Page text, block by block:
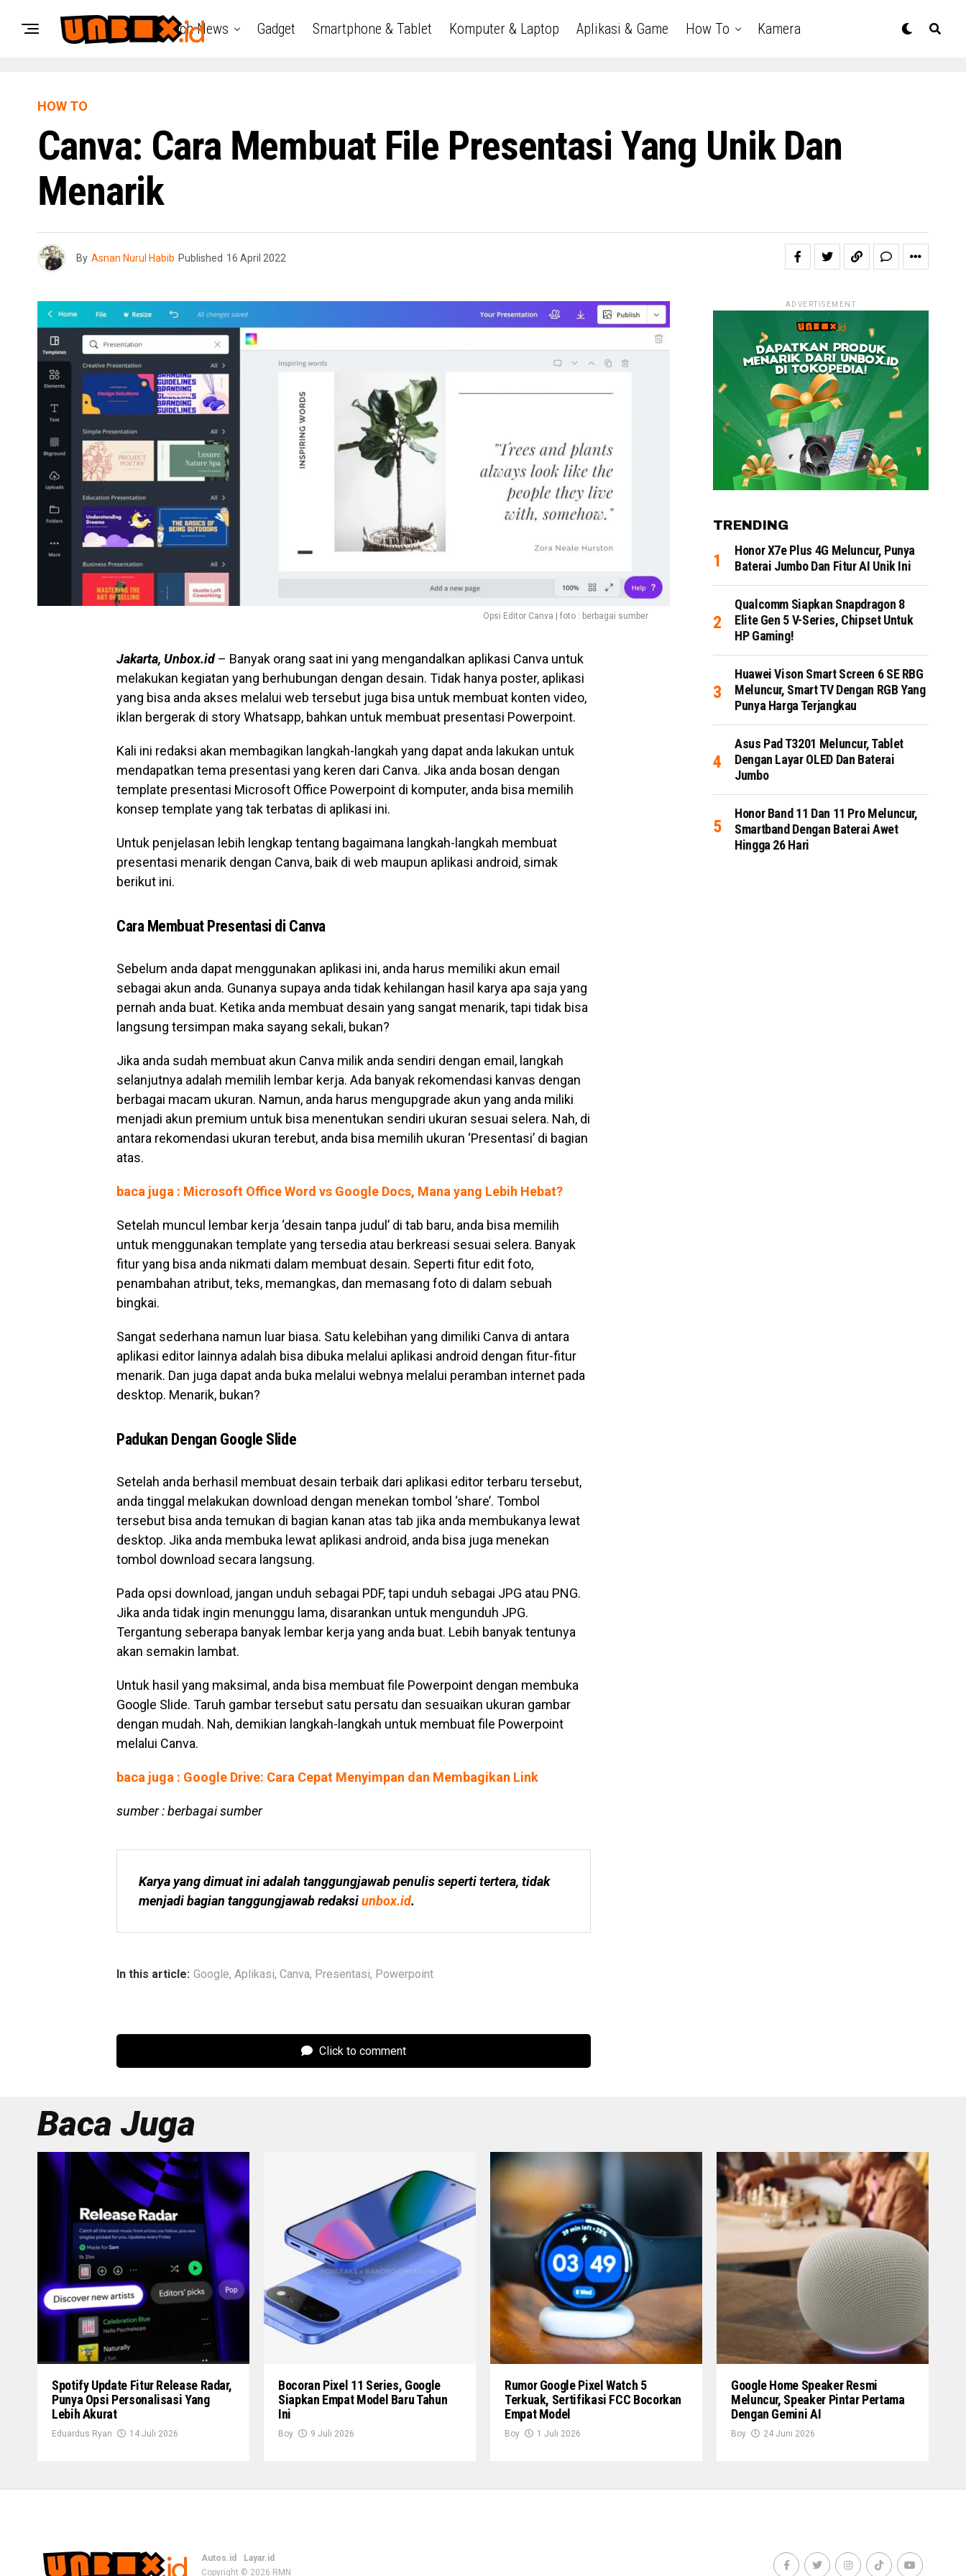
Tech News Gadget Smartphone & Tablet Komputer & Laptop Aplikasi & Game How To Kamera
HOW TO
Canva: Cara Membuat File Presentasi Yang Unik Dan
Menarik
By Asnan Nurul Habib Published 16 April 2022
Opsi Editor Canva | foto : berbagai sumber
Jakarta, Unbox.id– Banyak orang saat ini yang mengandalkan aplikasi Canva untuk
melakukan kegiatan yang berhubungan dengan desain. Tidak hanya poster, aplikasi
yang bisa anda akses melalui web tersebut juga bisa untuk membuat konten video,
iklan bergerak di story Whatsapp, bahkan untuk membuat presentasi Powerpoint.
Kali ini redaksi akan membagikan langkah-langkah yang dapat anda lakukan untuk
mendapatkan tema presentasi yang keren dari Canva. Jika anda bosan dengan
template presentasi Microsoft Office Powerpoint di komputer, anda bisa memilih
konsep template yang tak terbatas di aplikasi ini.
Untuk penjelasan lebih lengkap tentang bagaimana langkah-langkah membuat
presentasi menarik dengan Canva, baik di web maupun aplikasi android, simak
berikut ini.
Cara Membuat Presentasi di Canva
Sebelum anda dapat menggunakan aplikasi ini, anda harus memiliki akun email
sebagai akun anda. Gunanya supaya anda tidak kehilangan hasil karya apa saja yang
pernah anda buat. Ketika anda membuat desain yang sangat menarik, tapi tidak bisa
langsung tersimpan maka sayang sekali, bukan?
Jika anda sudah membuat akun Canva milik anda sendiri dengan email, langkah
selanjutnya adalah memilih lembar kerja. Ada banyak rekomendasi kanvas dengan
berbagai macam ukuran. Namun, anda harus mengupgrade akun yang anda miliki
menjadi akun premium untuk bisa menentukan sendiri ukuran sesuai selera. Nah, di
antara rekomendasi ukuran terebut, anda bisa memilih ukuran ‘Presentasi’ di bagian
atas.
baca juga : Microsoft Office Word vs Google Docs, Mana yang Lebih Hebat?
Setelah muncul lembar kerja ‘desain tanpa judul’ di tab baru, anda bisa memilih
untuk menggunakan template yang tersedia atau berkreasi sesuai selera. Banyak
fitur yang bisa anda nikmati dalam membuat desain. Seperti fitur edit foto,
penambahan atribut, teks, memangkas, dan memasang foto di dalam sebuah
bingkai.
Sangat sederhana namun luar biasa. Satu kelebihan yang dimiliki Canva di antara
aplikasi editor lainnya adalah bisa dibuka melalui aplikasi android dengan fitur-fitur
menarik. Dan juga dapat anda buka melalui webnya melalui peramban internet pada
desktop. Menarik, bukan?
Padukan Dengan Google Slide
Setelah anda berhasil membuat desain terbaik dari aplikasi editor terbaru tersebut,
anda tinggal melakukan download dengan menekan tombol ‘share’. Tombol
tersebut bisa anda temukan di bagian kanan atas tab jika anda membukanya lewat
desktop. Jika anda membuka lewat aplikasi android, anda bisa juga menekan
tombol download secara langsung.
Pada opsi download, jangan unduh sebagai PDF, tapi unduh sebagai JPG atau PNG.
Jika anda tidak ingin menunggu lama, disarankan untuk mengunduh JPG.
Tergantung seberapa banyak lembar kerja yang anda buat. Lebih banyak tentunya
akan semakin lambat.
Untuk hasil yang maksimal, anda bisa membuat file Powerpoint dengan membuka
Google Slide. Taruh gambar tersebut satu persatu dan sesuaikan ukuran gambar
dengan mudah. Nah, demikian langkah-langkah untuk membuat file Powerpoint
melalui Canva.
baca juga : Google Drive: Cara Cepat Menyimpan dan Membagikan Link
sumber : berbagai sumber
Karya yang dimuat ini adalah tanggungjawab penulis seperti tertera, tidak
menjadi bagian tanggungjawab redaksi unbox.id.
In this article: Google, Aplikasi, Canva, Presentasi, Powerpoint
Click to comment
ADVERTISEMENT
TRENDING
Honor X7e Plus 4G Meluncur, Punya
Baterai Jumbo Dan Fitur AI Unik Ini
Qualcomm Siapkan Snapdragon 8
Elite Gen 5 V-Series, Chipset Untuk
HP Gaming!
Huawei Vison Smart Screen 6 SE RBG
Meluncur, Smart TV Dengan RGB Yang
Punya Harga Terjangkau
Asus Pad T3201 Meluncur, Tablet
Dengan Layar OLED Dan Baterai
Jumbo
Honor Band 11 Dan 11 Pro Meluncur,
Smartband Dengan Baterai Awet
Hingga 26 Hari
Baca Juga
Spotify Update Fitur Release Radar,
Punya Opsi Personalisasi Yang
Lebih Akurat
Eduardus Ryan 14 Juli 2026
Bocoran Pixel 11 Series, Google
Siapkan Empat Model Baru Tahun
Ini
Boy 9 Juli 2026
Rumor Google Pixel Watch 5
Terkuak, Sertifikasi FCC Bocorkan
Empat Model
Boy 1 Juli 2026
Google Home Speaker Resmi
Meluncur, Speaker Pintar Pertama
Dengan Gemini AI
Boy 24 Juni 2026
Autos.id
Layar.id
Copyright © 2026 RMN